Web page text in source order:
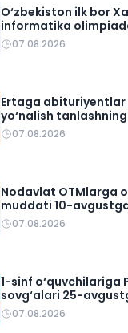
O‘zbekiston ilk bor
informatika
qiladi
07.08.2026
Ertaga abituriyentlar
yo‘nalish
07.08.2026
Nodavlat OTMlarga
muddati 10-
07.08.2026
1-sinf o‘quvchilariga
sovg‘alari 25-
yetkaziladi
07.08.2026